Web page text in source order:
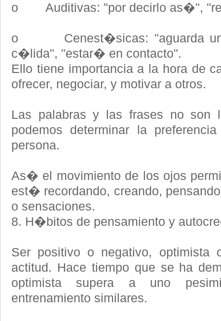
o Auditivas: "por decirlo as�",
o Cenest�sicas: "aguarda un
c�lida", "estar� en contacto".
Ello tiene importancia a la hora de
ofrecer, negociar, y motivar a otros.
Las palabras y las frases no
podemos determinar la
persona.
As� el movimiento de los ojos
est� recordando, creando,
o sensaciones.
8. H�bitos de pensamiento y
Ser positivo o negativo, optimista
actitud. Hace tiempo que se ha
optimista supera a uno
entrenamiento similares.